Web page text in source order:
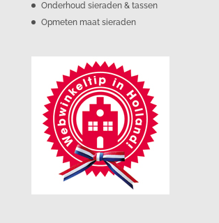
Onderhoud sieraden & tassen
Opmeten maat sieraden